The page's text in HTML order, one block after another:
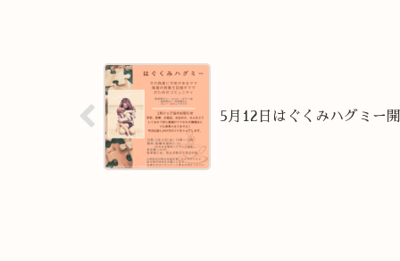
5月12日はぐくみハグミー